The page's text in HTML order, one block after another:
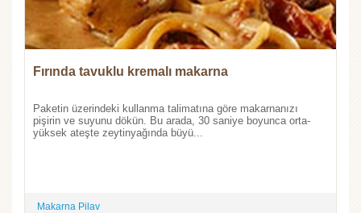
Fırında tavuklu kremalı makarna
Paketin üzerindeki kullanma talimatına göre makarnanızı
pişirin ve suyunu dökün. Bu arada, 30 saniye boyunca orta-
yüksek ateşte zeytinyağında büyü...
Makarna Pilav